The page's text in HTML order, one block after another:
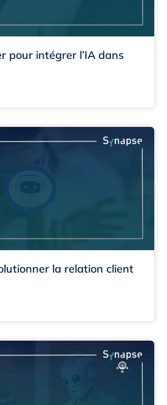
pour intégrer l’IA dans
la relation client